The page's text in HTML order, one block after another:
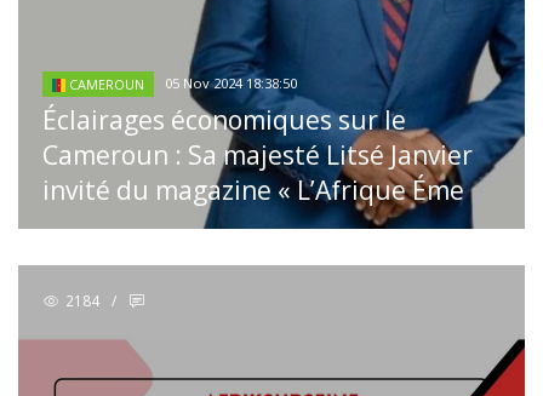
CAMEROUN 05 Nov 2024 18:38:50
Éclairages économiques sur le
Cameroun : Sa majesté Litsé Janvier
invité du magazine « L’Afrique Éme
2184 /